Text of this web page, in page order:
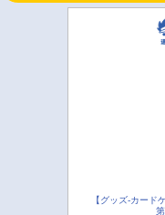
【グッズ-カード